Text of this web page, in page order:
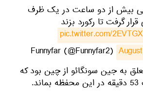
بیش از دو ساعت در یک ظرف
گرفت تا رکورد بزند
pic.twitter.com/
به جین سونگائو از چین بود که